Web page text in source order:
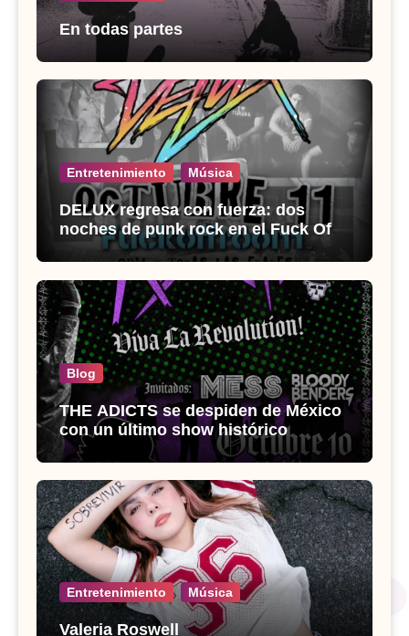
En todas partes
Entretenimiento Música
DELUX regresa con fuerza: dos
noches de punk rock en el Fuck Off
Room
Blog
THE ADICTS se despiden de México
con un último show histórico
Entretenimiento Música
Valeria Roswell